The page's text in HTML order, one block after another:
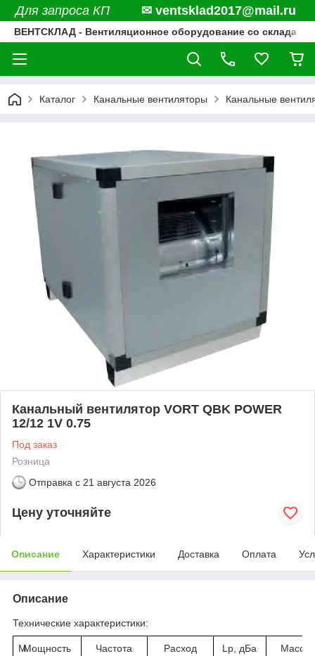
Для запроса КП ✉ ventsklad2017@mail.ru
ВЕНТСКЛАД - Вентиляционное оборудование со склада
Каталог Канальные вентиляторы Канальные
Канальный вентилятор VORT QBK POWER
12/12 1V 0.75
Под заказ
Розница
Отправка с 21 августа 2026
Цену уточняйте
Описание Характеристики Доставка Оплата
Описание
Технические характеристики:
ММощность
Частота
Расход
Lp, дБа
Масс